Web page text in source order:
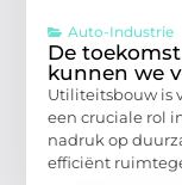
Auto-Industrie
De
kunnen we
Utiliteitsbouw is
een cruciale rol
nadruk op
efficiënt